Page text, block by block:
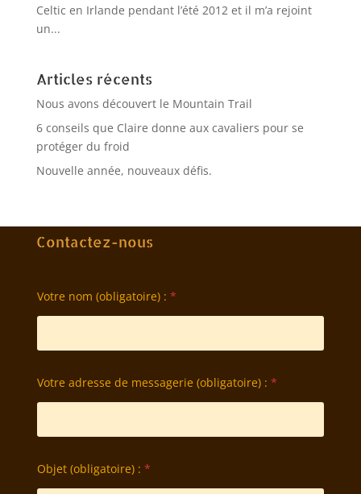
Celtic en Irlande pendant l’été 2012 et il m’a rejoint
un...
Articles récents
Nous avons découvert le Mountain Trail
6 conseils que Claire donne aux cavaliers pour se
protéger du froid
Nouvelle année, nouveaux défis.
Contactez-nous
Votre nom (obligatoire) : *
Votre adresse de messagerie (obligatoire) : *
Objet (obligatoire) : *